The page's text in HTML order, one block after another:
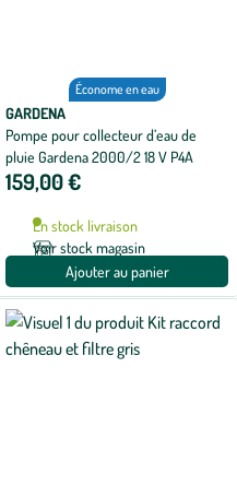
Économe en eau
GARDENA
Pompe pour collecteur d’eau de
pluie Gardena 2000/2 18 V P4A
159,00 €
En stock livraison
Voir stock magasin
Ajouter au panier